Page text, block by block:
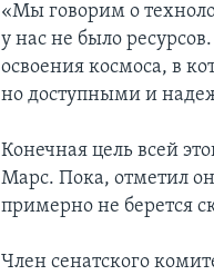
«Мы говорим о
у нас не было
освоения космоса, в
но доступными и
Конечная цель всей
Марс. Пока, отметил
примерно не берется
Член сенатского